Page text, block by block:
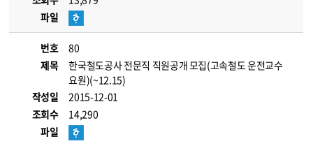
파일
번호
80
제목
한국철도공사 전문직 직원공개 모집(고속철도 운전교수
요원)(~12.15)
작성일
2015-12-01
조회수
14,290
파일